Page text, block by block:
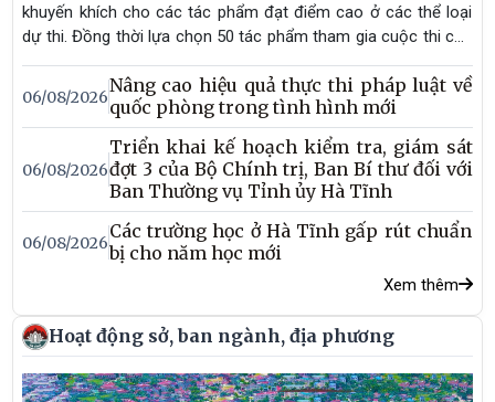
khuyến khích cho các tác phẩm đạt điểm cao ở các thể loại
dự thi. Đồng thời lựa chọn 50 tác phẩm tham gia cuộc thi cấp
Trung ương.
06/08/2026
Nâng cao hiệu quả thực thi pháp luật về
quốc phòng trong tình hình mới
06/08/2026
Triển khai kế hoạch kiểm tra, giám sát
đợt 3 của Bộ Chính trị, Ban Bí thư đối với
Ban Thường vụ Tỉnh ủy Hà Tĩnh
06/08/2026
Các trường học ở Hà Tĩnh gấp rút chuẩn
bị cho năm học mới
Xem thêm
Hoạt động sở, ban ngành, địa phương